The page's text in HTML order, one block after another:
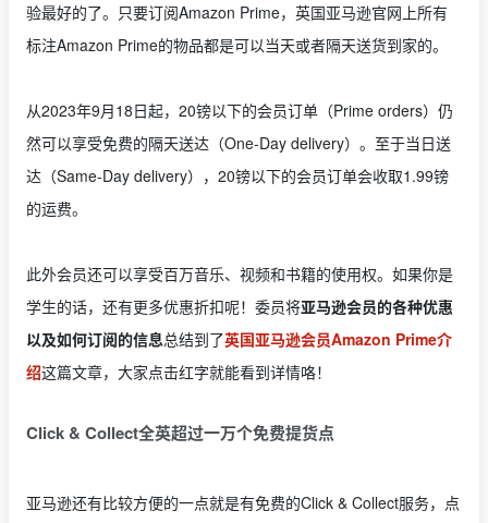
验最好的了。只要订阅Amazon Prime，英国亚马逊官网上所有
标注Amazon Prime的物品都是可以当天或者隔天送货到家的。
从2023年9月18日起，20镑以下的会员订单（Prime orders）仍
然可以享受免费的隔天送达（One-Day delivery）。至于当日送
达（Same-Day delivery），20镑以下的会员订单会收取1.99镑
的运费。
此外会员还可以享受百万音乐、视频和书籍的使用权。如果你是
学生的话，还有更多优惠折扣呢！委员将亚马逊会员的各种优惠
以及如何订阅的信息总结到了英国亚马逊会员Amazon Prime介
绍这篇文章，大家点击红字就能看到详情咯！
Click & Collect全英超过一万个免费提货点
亚马逊还有比较方便的一点就是有免费的Click & Collect服务，点